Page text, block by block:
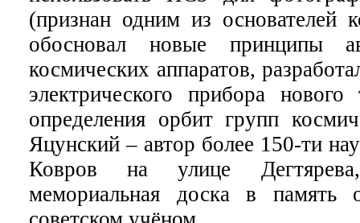
(признан одним из основателей
обосновал новые принципы
космических аппаратов,
электрического прибора
определения орбит групп
Яцунский – автор более 150-ти
Ковров на улице
мемориальная доска в